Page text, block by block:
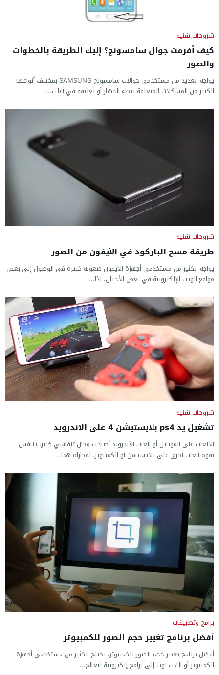
شروحات تقنية
كيف أفرمت جوال سامسونج؟ إليك الطريقة بالخطوات
والصور
يواجه العديد من مستخدمي جوالات سامسونج SAMSUNG بمختلف أنواعها
الكثير من المشكلات المتعلقة ببطء الجهاز أو تعليقه في أغلب...
شروحات تقنية
طريقة مسح الباركود في الأيفون من الصور
يواجه الكثير من مستخدمي أجهزة الأيفون صعوبة كبيرة في الوصول إلى بعض
مواقع الويب الإلكترونية في بعض الأحيان، لذا...
شروحات تقنية
تشغيل يد ps4 بلايستيشن 4 على الاندرويد
الألعاب على الموبايل أو العاب الأندرويد أصبحت مجال تنفاسي كبير، ينافس
بقوة ألعاب أخرى على بلايستشن أو الكمبيوتر. لمجاراة هذا...
برامج وتطبيقات
أفضل برنامج تغيير حجم الصور للكمبيوتر
أفضل برنامج تغيير حجم الصور للكمبيوتر، يحتاج الكثير من مستخدمي أجهزة
الكمبيوتر أو اللاب توب إلى برامج إلكترونية لتعالج...